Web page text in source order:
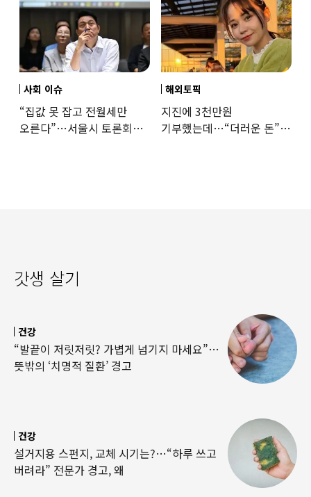
사회 이슈
“집값 못 잡고 전월세만
오른다”…서울시 토론회서
해외토픽
지진에 3천만원
기부했는데…“더러운 돈”
갓생 살기
건강
“발끝이 저릿저릿? 가볍게 넘기지 마세요”…
뜻밖의 ‘치명적 질환’ 경고
건강
설거지용 스펀지, 교체 시기는?…“하루 쓰고
버려라” 전문가 경고, 왜